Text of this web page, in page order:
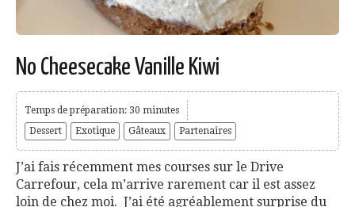
No Cheesecake Vanille Kiwi
Temps de préparation: 30 minutes
Dessert
Exotique Gâteaux Partenaires
J’ai fais récemment mes courses sur le Drive
Carrefour, cela m’arrive rarement car il est assez
loin de chez moi. J’ai été agréablement surprise du